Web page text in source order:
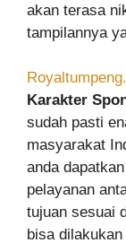
akan terasa
tampilannya
Karakter
sudah pasti
masyarakat
anda
pelayanan
tujuan sesuai
bisa